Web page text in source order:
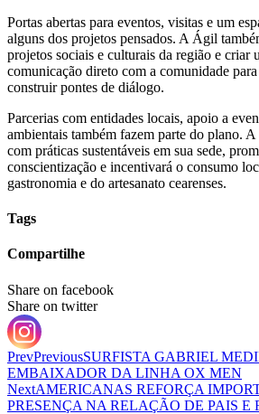
Portas abertas para eventos, visitas e um
alguns dos projetos pensados. A Ágil
projetos sociais e culturais da região e criar
comunicação direto com a comunidade
construir pontes de diálogo.
Parcerias com entidades locais, apoio a
ambientais também fazem parte do plano. A
com práticas sustentáveis em sua sede,
conscientização e incentivará o consumo
gastronomia e do artesanato cearenses.
Tags
Compartilhe
Share on facebook
Share on twitter
PrevPreviousSURFISTA GABRIEL
EMBAIXADOR DA LINHA OX MEN
NextAMERICANAS REFORÇA
PRESENÇA NA RELAÇÃO DE PAIS E